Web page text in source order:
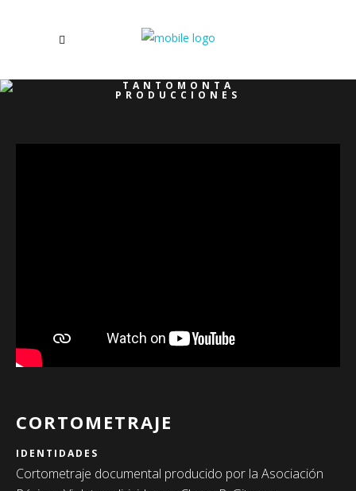
TANTOMONTA
PRODUCCIONES
CORTOMETRAJE
IDENTIDADES
Cortometraje documental producido por la Asociación